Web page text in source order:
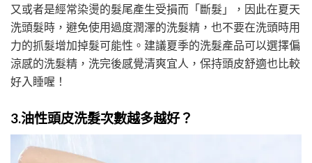
又或者是經常染燙的髮尾產生受損而「斷髮」，因此在夏天
洗頭髮時，避免使用過度潤澤的洗髮精，也不要在洗頭時用
力的抓髮增加掉髮可能性。建議夏季的洗髮產品可以選擇偏
涼感的洗髮精，洗完後感覺清爽宜人，保持頭皮舒適也比較
好入睡喔！
3.油性頭皮洗髮次數越多越好？